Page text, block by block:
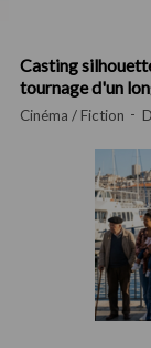
Casting
tournage d'un
Cinéma / Fiction